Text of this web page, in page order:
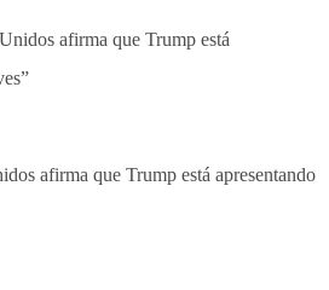
afirma que Trump está apresentando